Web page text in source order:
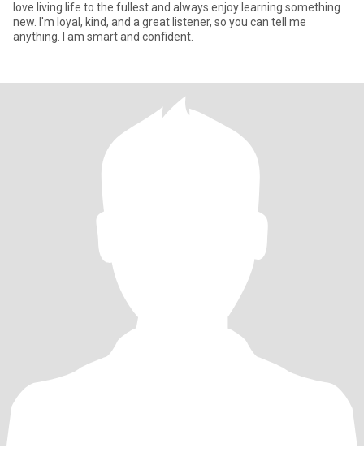
love living life to the fullest and always enjoy learning something
new. I'm loyal, kind, and a great listener, so you can tell me
anything. I am smart and confident.